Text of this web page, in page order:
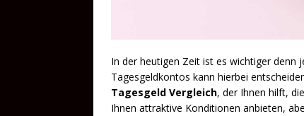
In der heutigen Zeit ist es wichtiger denn
Tagesgeldkontos kann hierbei
Tagesgeld Vergleich, der Ihnen hilft,
Ihnen attraktive Konditionen anbieten,